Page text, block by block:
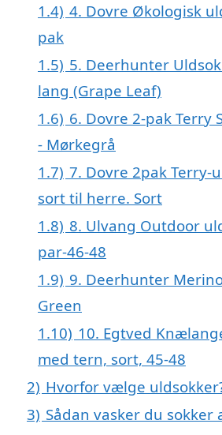
1.4) 4. Dovre Økologisk
pak
1.5) 5. Deerhunter
lang (Grape Leaf)
1.6) 6. Dovre 2-pak Terry
- Mørkegrå
1.7) 7. Dovre 2pak Terry-
sort til herre. Sort
1.8) 8. Ulvang Outdoor
par-46-48
1.9) 9. Deerhunter
Green
1.10) 10. Egtved
med tern, sort, 45-48
2) Hvorfor vælge
3) Sådan vasker du sokker